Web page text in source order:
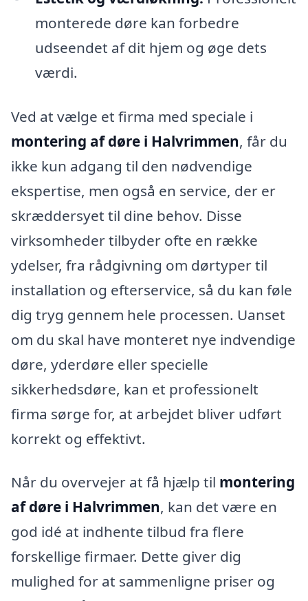
monterede døre kan forbedre
udseendet af dit hjem og øge dets
værdi.
Ved at vælge et firma med speciale i
montering af døre i Halvrimmen, får du
ikke kun adgang til den nødvendige
ekspertise, men også en service, der er
skræddersyet til dine behov. Disse
virksomheder tilbyder ofte en række
ydelser, fra rådgivning om dørtyper til
installation og efterservice, så du kan føle
dig tryg gennem hele processen. Uanset
om du skal have monteret nye indvendige
døre, yderdøre eller specielle
sikkerhedsdøre, kan et professionelt
firma sørge for, at arbejdet bliver udført
korrekt og effektivt.
Når du overvejer at få hjælp til montering
af døre i Halvrimmen, kan det være en
god idé at indhente tilbud fra flere
forskellige firmaer. Dette giver dig
mulighed for at sammenligne priser og